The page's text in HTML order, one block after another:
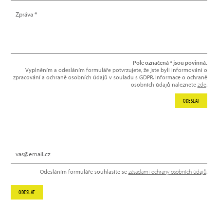
Odesláním formuláře souhlasíte se zásadami ochrany osobních údajů.
ODESLAT
Pole označená * jsou povinná.
Vyplněním a odesláním formuláře potvrzujete, že jste byli informováni o
zpracování a ochraně osobních údajů v souladu s GDPR. Informace o ochraně
osobních údajů naleznete zde.
ODESLAT